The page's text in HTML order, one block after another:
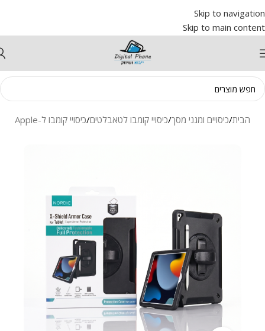
Skip to navigation
Skip to main content
הבית/כיסויים ומגני מסך/כיסויי קומבו לטאבלטים/כיסויי קומבו ל-Apple